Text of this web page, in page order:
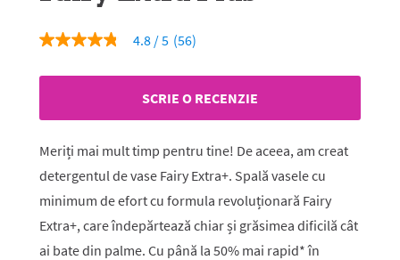
4.8
5
medie
evaluării.
Read
56
Reviews.
Același
link
de
pagină.
4.8 (56)
SCRIE O RECENZIE
Meriți mai mult timp pentru tine! De aceea, am creat
detergentul de vase Fairy Extra+. Spală vasele cu
minimum de efort cu formula revoluționară Fairy
Extra+, care îndepărtează chiar și grăsimea dificilă cât
ai bate din palme. Cu până la 50% mai rapid* în